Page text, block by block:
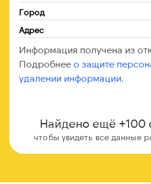
Город
Адрес
Информация получена из
Подробнее о защите
удалении информации.
Найдено ещё +100
чтобы увидеть все данные